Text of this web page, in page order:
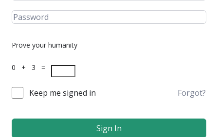
Prove your humanity
0 + 3 =
Keep me signed in Forgot?
Sign In